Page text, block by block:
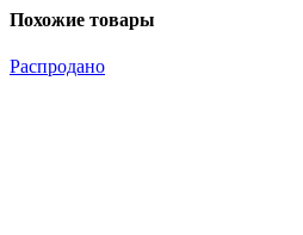
Похожие товары
Распродано